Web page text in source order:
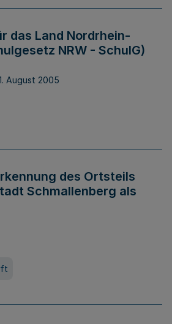
das Land Nordrhein-
NRW - SchulG)
August 2005
des Ortsteils
Schmallenberg als